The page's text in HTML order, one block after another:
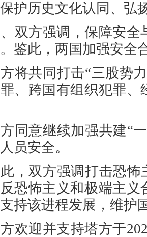
护历史文化认同、弘
、双方强调，保障安
鉴此，两国加强安全
将共同打击“三股势
、跨国有组织犯罪
同意继续加强共建“
员安全。
，双方强调打击恐怖
恐怖主义和极端主
持该进程发展，维护
欢迎并支持塔方于